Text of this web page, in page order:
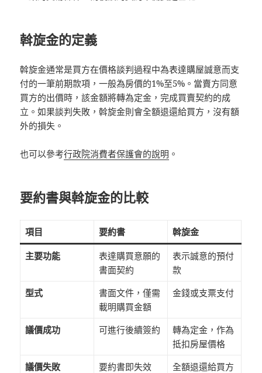
斡旋金的定義
斡旋金通常是買方在價格談判過程中為表達購屋誠意而支
付的一筆前期款項，一般為房價的1%至5%。當賣方同意
買方的出價時，該金額將轉為定金，完成買賣契約的成
立。如果談判失敗，斡旋金則會全額退還給買方，沒有額
外的損失。
也可以參考行政院消費者保護會的說明 。
要約書與斡旋金的比較
項目 要約書 斡旋金
主要功能
表達購買意願的
書面契約
表示誠意的預付
款
型式
書面文件，僅需
載明購買金額
金錢或支票支付
議價成功 可進行後續簽約
轉為定金，作為
抵扣房屋價格
議價失敗
要約書即失效
全額退還給買方